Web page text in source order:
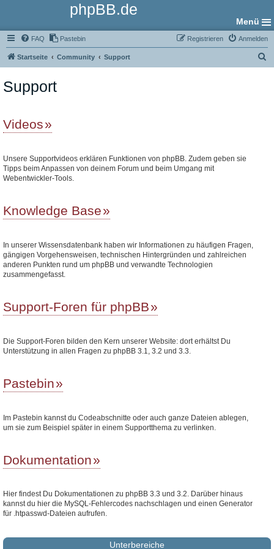
phpBB.de
Menü
FAQ Pastebin Anmelden
Registrieren
Startseite Community Support
Support
Videos
Unsere Supportvideos erklären Funktionen von phpBB. Zudem geben sie
Tipps beim Anpassen von deinem Forum und beim Umgang mit
Webentwickler-Tools.
Knowledge Base
In unserer Wissensdatenbank haben wir Informationen zu häufigen Fragen,
gängigen Vorgehensweisen, technischen Hintergründen und zahlreichen
anderen Punkten rund um phpBB und verwandte Technologien
zusammengefasst.
Support-Foren für phpBB
Die Support-Foren bilden den Kern unserer Website: dort erhältst Du
Unterstützung in allen Fragen zu phpBB 3.1, 3.2 und 3.3.
Pastebin
Im Pastebin kannst du Codeabschnitte oder auch ganze Dateien ablegen,
um sie zum Beispiel später in einem Supportthema zu verlinken.
Dokumentation
Hier findest Du Dokumentationen zu phpBB 3.3 und 3.2. Darüber hinaus
kannst du hier die MySQL-Fehlercodes nachschlagen und einen Generator
für .htpasswd-Dateien aufrufen.
Unterbereiche